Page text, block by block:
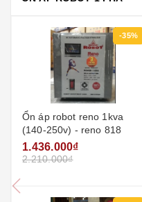
-35%
Ổn áp robot reno 1kva
(140-250v) - reno 818
1.436.000₫
2.210.000₫